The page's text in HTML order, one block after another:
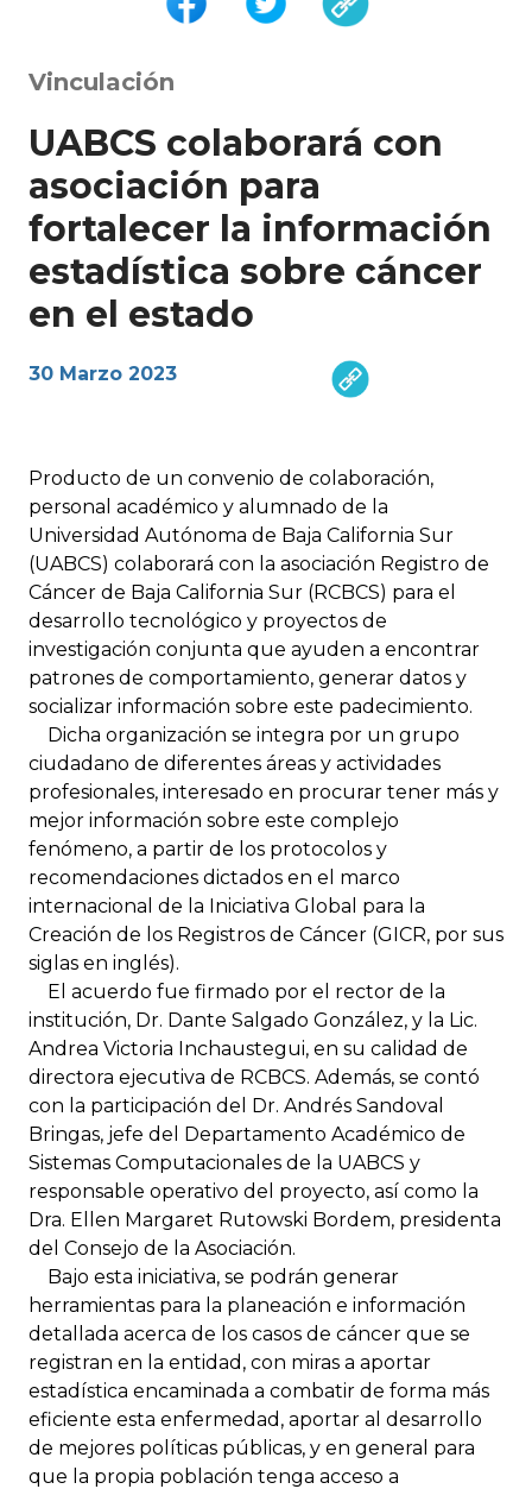
Vinculación
UABCS colaborará con
asociación para
fortalecer la información
estadística sobre cáncer
en el estado
30 Marzo 2023
Producto de un convenio de colaboración,
personal académico y alumnado de la
Universidad Autónoma de Baja California Sur
(UABCS) colaborará con la asociación Registro de
Cáncer de Baja California Sur (RCBCS) para el
desarrollo tecnológico y proyectos de
investigación conjunta que ayuden a encontrar
patrones de comportamiento, generar datos y
socializar información sobre este padecimiento.
Dicha organización se integra por un grupo
ciudadano de diferentes áreas y actividades
profesionales, interesado en procurar tener más y
mejor información sobre este complejo
fenómeno, a partir de los protocolos y
recomendaciones dictados en el marco
internacional de la Iniciativa Global para la
Creación de los Registros de Cáncer (GICR, por sus
siglas en inglés).
El acuerdo fue firmado por el rector de la
institución, Dr. Dante Salgado González, y la Lic.
Andrea Victoria Inchaustegui, en su calidad de
directora ejecutiva de RCBCS. Además, se contó
con la participación del Dr. Andrés Sandoval
Bringas, jefe del Departamento Académico de
Sistemas Computacionales de la UABCS y
responsable operativo del proyecto, así como la
Dra. Ellen Margaret Rutowski Bordem, presidenta
del Consejo de la Asociación.
Bajo esta iniciativa, se podrán generar
herramientas para la planeación e información
detallada acerca de los casos de cáncer que se
registran en la entidad, con miras a aportar
estadística encaminada a combatir de forma más
eficiente esta enfermedad, aportar al desarrollo
de mejores políticas públicas, y en general para
que la propia población tenga acceso a